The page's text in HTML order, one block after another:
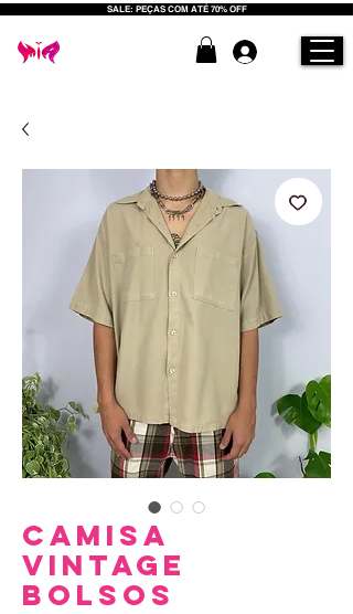
SALE: PEÇAS COM ATÉ 70% OFF
Camisa
Vintage
Bolsos